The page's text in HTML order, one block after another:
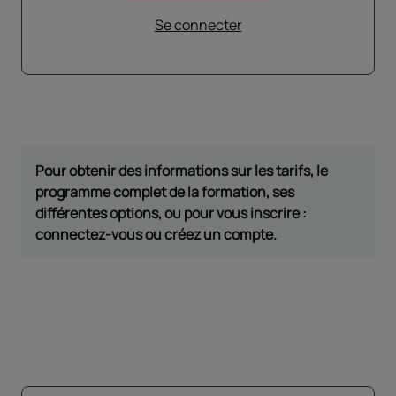
Se connecter
Pour obtenir des informations sur les tarifs, le
programme complet de la formation, ses
différentes options, ou pour vous inscrire :
connectez-vous ou créez un compte.